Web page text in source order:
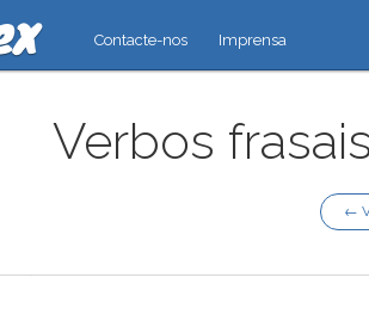
Contacte-nos Imprensa
Verbos
←